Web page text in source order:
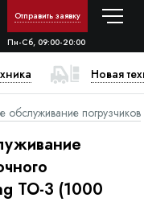
Отправить заявку
Пн-Сб, 09:00-20:00
Новая
обслуживание погрузчиков
ТО-3 (1000